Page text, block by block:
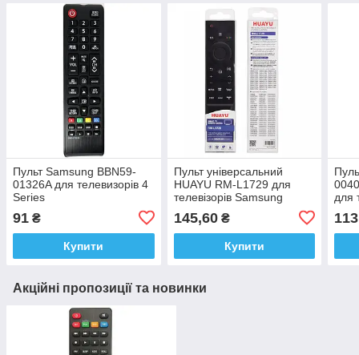
Пульт Samsung BBN59-
01326A для телевизорів 4
Series
91 ₴
Купити
Пульт універсальний
HUAYU RM-L1729 для
телевізорів Samsung
145,60₴
Купити
для
Акційні пропозиції та новинки